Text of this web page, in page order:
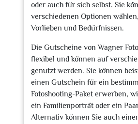
oder auch für sich selbst. Sie
verschiedenen Optionen
Vorlieben und Bedürfnissen.
Die Gutscheine von Wagner
flexibel und können auf
genutzt werden. Sie können
einen Gutschein für ein
Fotoshooting-Paket erwerben,
ein Familienporträt oder ein
Alternativ können Sie auch